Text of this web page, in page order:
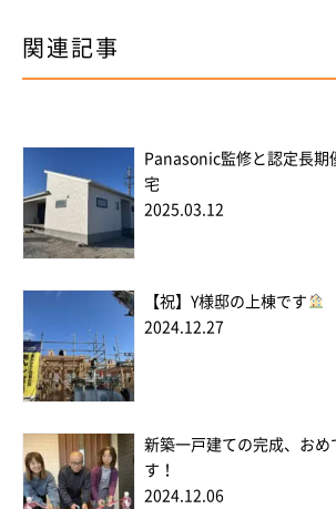
関連記事
Panasonic監修と認定長期
宅
2025.03.12
【祝】Y様邸の上棟です
2024.12.27
新築一戸建ての完成、おめ
す！
2024.12.06